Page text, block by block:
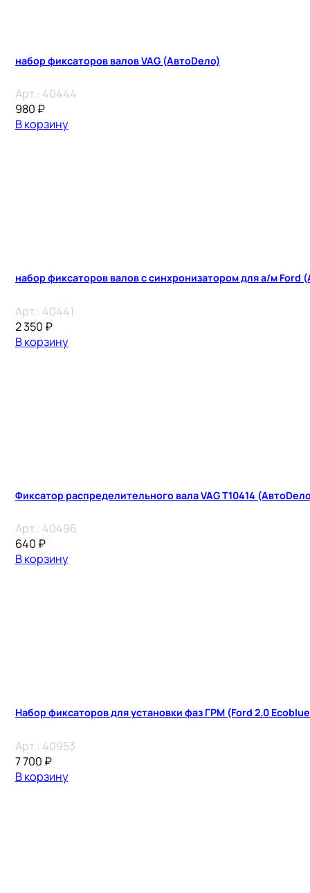
набор фиксаторов валов VAG (АвтоDело)
Арт.: 40444
980 ₽
В корзину
набор фиксаторов валов с синхронизатором для а/м Ford
Арт.: 40441
2 350 ₽
В корзину
Фиксатор распределительного вала VAG T10414
Арт.: 40496
640 ₽
В корзину
Набор фиксаторов для установки фаз ГРМ (Ford 2.0
Арт.: 40953
7 700 ₽
В корзину